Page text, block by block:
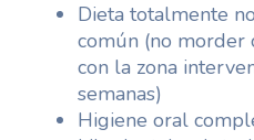
Dieta totalmente
común (no morder
con la zona
semanas)
Higiene oral